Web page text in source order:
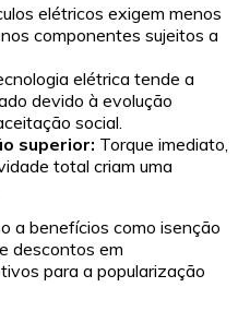
elétricos exigem menos
componentes sujeitos a
elétrica tende a
devido à evolução
social.
superior: Torque imediato,
total criam uma
a benefícios como isenção
descontos em
para a popularização